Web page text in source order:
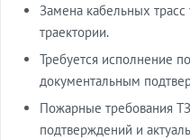
Замена кабельных трасс
траектории.
Требуется исполнение
документальным
Пожарные требования
подтверждений и